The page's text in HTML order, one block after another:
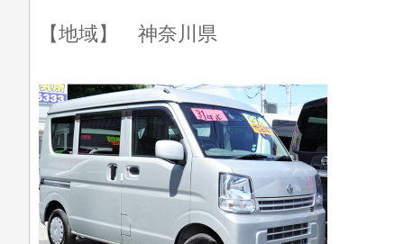
【地域】 神奈川県